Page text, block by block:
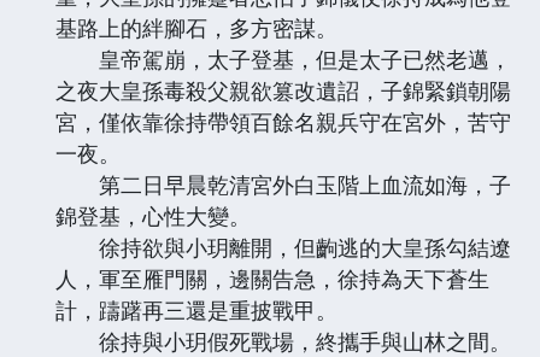
基路上的絆腳石，多方密謀。
皇帝駕崩，太子登基，但是太子已然老邁，
之夜大皇孫毒殺父親欲篡改遺詔，子錦緊鎖朝陽
宮，僅依靠徐持帶領百餘名親兵守在宮外，苦守
一夜。
第二日早晨乾清宮外白玉階上血流如海，子
錦登基，心性大變。
徐持欲與小玥離開，但齣逃的大皇孫勾結遼
人，軍至雁門關，邊關告急，徐持為天下蒼生
計，躊躇再三還是重披戰甲。
徐持與小玥假死戰場，終攜手與山林之間。